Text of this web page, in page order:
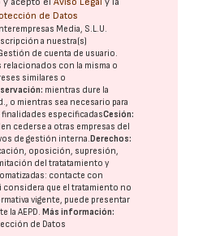
de Datos
Media, S.L.U.
a nuestra(s)
de cuenta de usuario.
relacionados con la misma o
similares o
mientras dure la
o mientras sea necesario para
finalidades especificadasCesión:
cederse a otras empresas del
de gestión interna.Derechos:
oposición, supresión,
del tratatamiento y
contacte con
considera que el tratamiento no
vigente, puede presentar
laAEPD .Más información:
de Datos